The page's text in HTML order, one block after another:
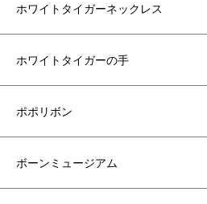
ホワイトタイガーネックレス
ホワイトタイガーの手
ポポリボン
ボーンミュージアム